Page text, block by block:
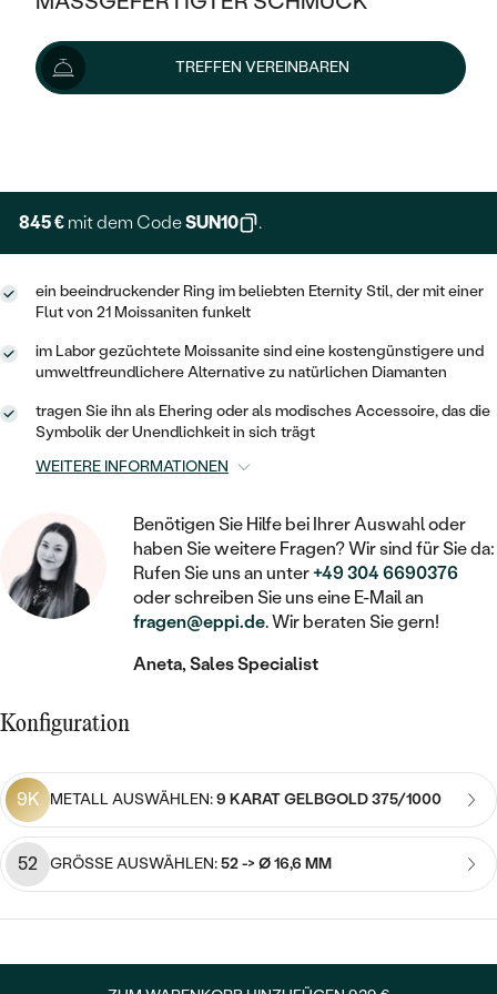
KLASSISCH
MEMOIRE
VINTAGE
AUSSERGEWÖHNLICHE
GEHÄMMERTE
IM SET
GÜNSTIG
LUXURIÖSE
MIT MEHREREN DIAMANTEN
HALO
VINTAGE
IM SET
AUSSERGEWÖHNLICH
GESTALTE EINEN RING
WÄHLE EINEN RING
DIAMANTEN ZUM EINFASSEN
LAB GROWN DIAMANTEN ZUM
EINFASSEN
FARBIGE DIAMANTEN ZUM EINFASSEN
MIT DIAMANT
MIT LAB GROWN DIAMANT
MIT MOISSANIT
MIT FARBIGEN DIAMANTEN
AUSVERKAUF
WENN SCHMUCK HILFT
OHRRINGE
ANHÄNGER / KETTEN
ARMBÄNDER
SCHMUCKSET
HERRENSCHMUCK
SCHMUCK FÜR KINDER
BROSCHEN
SCHMUCKZUBEHÖR
NACH MATERIAL
SILBER
PLATIN
DIAMANTSCHMUCK
PLATIN
OHRSTECKER
MINIMALISTISCHE
OHRHÄNGER
SOLITÄR
HERZ
PIERCINGS
MIT EDELSTEIN
PERLENOHRRINGE
NACH PREIS
LUXURIÖSE
GOLD
SILBER
NACH STYL
ZUR GEBURT EINES KINDES
PERSONALISIERT
MIT STERNZEICHEN
MINIMALISTISCH
MEDAILLON
KETTEN
HERZKETTEN
MIT DIAMANT
MIT EDELSTEIN
PERLENKETTEN
NACH PREIS
AUSVERKAUF
SILBER
NACH STYL
MINIMALISTISCHE
SIEGELRINGE
PERSONALISIERT
NACH EDELSTEIN
MIT DIAMANT
MIT EDELSTEIN
PERLENRINGE
TREFFEN VEREINBAREN
939 €
Wir liefern den Schmuck innerhalb von 3 - 4 Wochen.
Lieferoptionen
845 € mit dem CodeSUN10 .
ein beeindruckender Ring im beliebten Eternity Stil, der mit einer
Flut von 21 Moissaniten funkelt
im Labor gezüchtete Moissanite sind eine kostengünstigere und
umweltfreundlichere Alternative zu natürlichen Diamanten
tragen Sie ihn als Ehering oder als modisches Accessoire, das die
Symbolik der Unendlichkeit in sich trägt
WEITERE INFORMATIONEN
Benötigen Sie Hilfe bei Ihrer Auswahl oder
haben Sie weitere Fragen? Wir sind für Sie da:
Rufen Sie uns an unter+49 304 6690376
oder schreiben Sie uns eine E-Mail an
fragen@eppi.de. Wir beraten Sie gern!
Aneta, Sales Specialist
Konfiguration
9K METALL AUSWÄHLEN:9 KARAT GELBGOLD 375/1000
52 GRÖSSE AUSWÄHLEN:52 -> Ø 16,6 MM